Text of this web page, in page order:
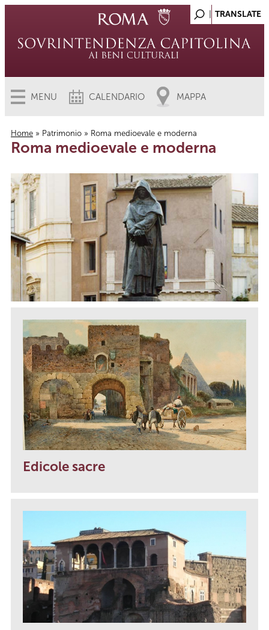
MENU CALENDARIO MAPPA
Tu sei qui
Home » Patrimonio » Roma medioevale e moderna
Roma medioevale e moderna
Edicole sacre